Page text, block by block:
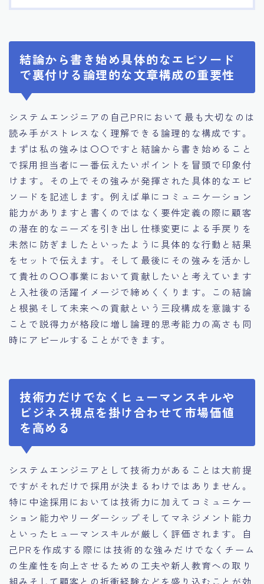
結論から書き始め具体的なエピソード
で裏付ける論理的な文章構成の重要性
システムエンジニアの自己PRにおいて最も大切なのは
読み手がストレスなく理解できる論理的な構成です。
まずは私の強みは〇〇ですと結論から書き始めること
で採用担当者に一番伝えたいポイントを冒頭で印象付
けます。その上でその強みが発揮された具体的なエピ
ソードを記述します。例えば単にコミュニケーション
能力がありますと書くのではなく要件定義の際に顧客
の潜在的なニーズを引き出し仕様変更による手戻りを
未然に防ぎましたといったように具体的な行動と結果
をセットで伝えます。そして最後にその強みを活かし
て貴社の〇〇事業において貢献したいと考えています
と入社後の活躍イメージで締めくくります。この結論
と根拠そして未来への貢献という三段構成を意識する
ことで説得力が格段に増し論理的思考能力の高さも同
時にアピールすることができます。
技術力だけでなくヒューマンスキルや
ビジネス視点を掛け合わせて市場価値
を高める
システムエンジニアとして技術力があることは大前提
ですがそれだけで採用が決まるわけではありません。
特に中途採用においては技術力に加えてコミュニケー
ション能力やリーダーシップそしてマネジメント能力
といったヒューマンスキルが厳しく評価されます。自
己PRを作成する際には技術的な強みだけでなくチーム
の生産性を向上させるための工夫や新人教育への取り
組みそして顧客との折衝経験などを盛り込むことが効